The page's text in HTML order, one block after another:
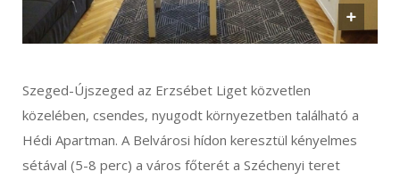
Szeged-Újszeged az Erzsébet Liget közvetlen
közelében, csendes, nyugodt környezetben található a
Hédi Apartman. A Belvárosi hídon keresztül kényelmes
sétával (5-8 perc) a város főterét a Széchenyi teret